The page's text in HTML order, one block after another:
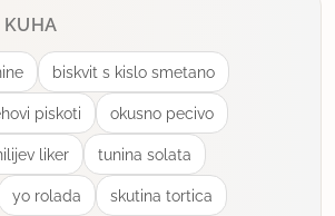
Kot piše,nekaj minut se
KUHA
biskvit s kislo smetano
piskoti okusno pecivo
liker tunina solata
yo rolada skutina tortica